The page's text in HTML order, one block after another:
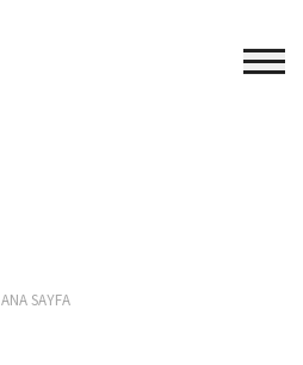
ANA SAYFA